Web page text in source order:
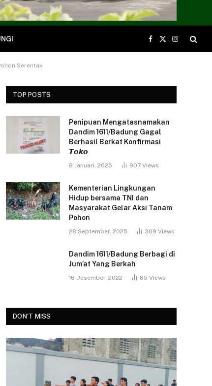
Facebook
X
(Twitter)
Instagram
Serentak
TOP POSTS
Penipuan Mengatasnamakan
Dandim 1611/Badung Gagal
Berhasil Berkat Konfirmasi
𝙏𝙤𝙠𝙤
8 Januari, 2025 907 Views
Kementerian Lingkungan
Hidup bersama TNI dan
Masyarakat Gelar Aksi Tanam
Pohon
28 September, 2025 309 Views
Dandim 1611/Badung Berbagi di
Jum’at Yang Berkah
16 Desember, 2022 85 Views
DON'T MISS